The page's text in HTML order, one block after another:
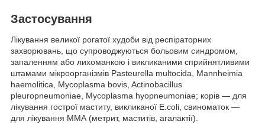
Застосування
Лікування великої рогатої худоби від респіраторних
захворювань, що супроводжуються больовим синдромом,
запаленням або лихоманкою і викликаними сприйнятливими
штамами мікроорганізмів Pasteurella multocida, Mannheimia
haemolitica, Mycoplasma bovis, Actinobacillus
pleuropneumoniae, Mycoplasma hyopneumoniae; корів — для
лікування гострої маститу, викликаної E.coli, свиноматок —
для лікування ММА (метрит, маститів, агалактії).